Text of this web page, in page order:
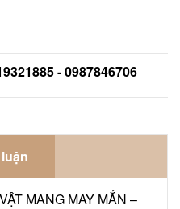
- 0987846706
Bình luận
MANG MAY MẮN –